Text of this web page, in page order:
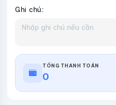
Ghi chú:
TỔNG THANH TOÁN
0